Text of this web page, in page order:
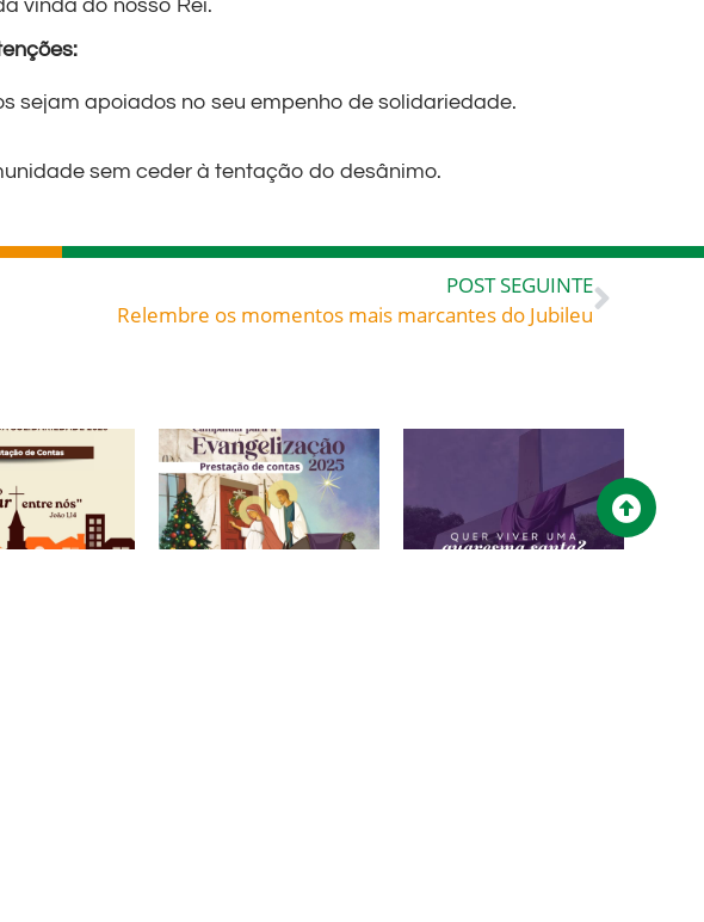
vinda do nosso Rei.
sejam apoiados no seu empenho de solidariedade.
sem ceder à tentação do desânimo.
POST SEGUINTE
Relembre os momentos mais marcantes do Jubileu